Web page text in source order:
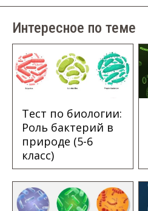
Интересное по теме
Тест по биологии:
Роль бактерий в
природе (5-6
класс)